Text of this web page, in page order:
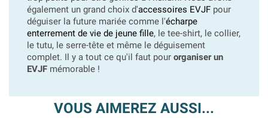
également un grand choix d'accessoires EVJF pour
déguiser la future mariée comme l'écharpe
enterrement de vie de jeune fille, le tee-shirt, le collier,
le tutu, le serre-tête et même le déguisement
complet. Il y a tout ce qu'il faut pour organiser un
EVJF mémorable !
VOUS AIMEREZ AUSSI...